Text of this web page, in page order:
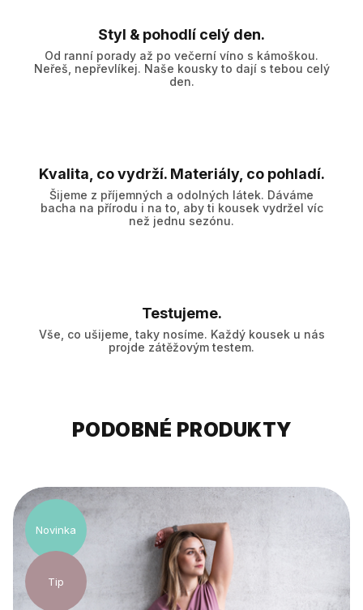
Styl & pohodlí celý den.
Od ranní porady až po večerní víno s kámoškou.
Neřeš, nepřevlíkej. Naše kousky to dají s tebou celý
den.
Kvalita, co vydrží. Materiály, co pohladí.
Šijeme z příjemných a odolných látek. Dáváme
bacha na přírodu i na to, aby ti kousek vydržel víc
než jednu sezónu.
Testujeme.
Vše, co ušijeme, taky nosíme. Každý kousek u nás
projde zátěžovým testem.
PODOBNÉ PRODUKTY
Novinka
Tip